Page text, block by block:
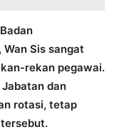
Wan Sis sangat
rekan pegawai.
dan
rotasi, tetap